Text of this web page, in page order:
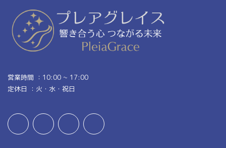
営業時間 ：10:00 ~ 17:00
定休日 ：火・水・祝日
お
問
い
合
マ
イ
ペ
ー
『PleiaGrace』
LINE
公
式
ア
イ
コ
ン